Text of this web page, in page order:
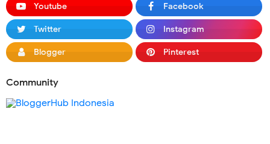
Youtube Facebook
Twitter Instagram
Blogger Pinterest
Community